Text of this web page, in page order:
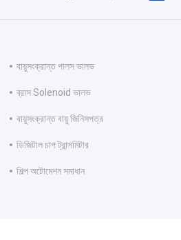
বায়ুসংক্রান্ত পালস ভালভ
ব্রাস Solenoid ভালভ
বায়ুসংক্রান্ত বায়ু জিনিসপত্র
ডিজিটাল চাপ ট্রান্সমিটার
শিল্প অটোমেশন সমাধান